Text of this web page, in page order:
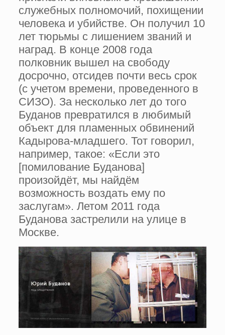
служебных полномочий, похищении
человека и убийстве. Он получил 10
лет тюрьмы с лишением званий и
наград. В конце 2008 года
полковник вышел на свободу
досрочно, отсидев почти весь срок
(с учетом времени, проведенного в
СИЗО). За несколько лет до того
Буданов превратился в любимый
объект для пламенных обвинений
Кадырова-младшего. Тот говорил,
например, такое: «Если это
[помилование Буданова]
произойдёт, мы найдём
возможность воздать ему по
заслугам». Летом 2011 года
Буданова застрелили на улице в
Москве.